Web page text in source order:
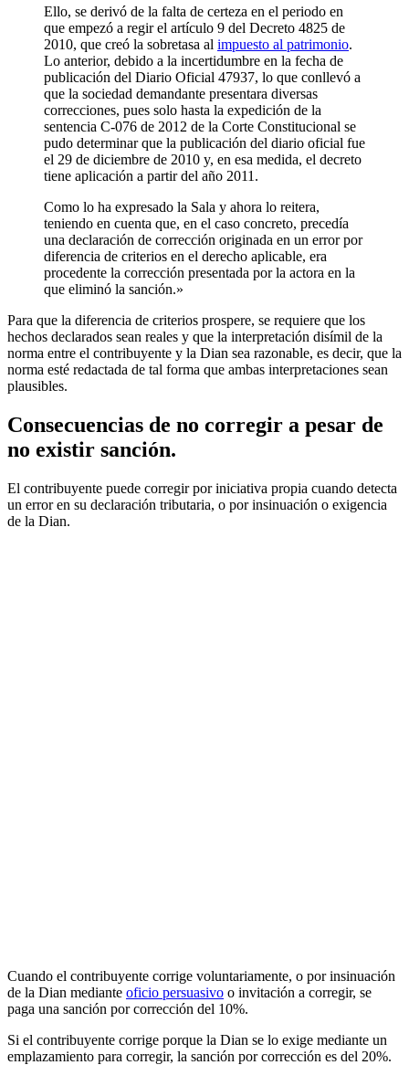
Ello, se derivó de la falta de certeza en el periodo en
que empezó a regir el artículo 9 del Decreto 4825 de
2010, que creó la sobretasa al impuesto al patrimonio.
Lo anterior, debido a la incertidumbre en la fecha de
publicación del Diario Oficial 47937, lo que conllevó a
que la sociedad demandante presentara diversas
correcciones, pues solo hasta la expedición de la
sentencia C-076 de 2012 de la Corte Constitucional se
pudo determinar que la publicación del diario oficial fue
el 29 de diciembre de 2010 y, en esa medida, el decreto
tiene aplicación a partir del año 2011.
Como lo ha expresado la Sala y ahora lo reitera,
teniendo en cuenta que, en el caso concreto, precedía
una declaración de corrección originada en un error por
diferencia de criterios en el derecho aplicable, era
procedente la corrección presentada por la actora en la
que eliminó la sanción.»
Para que la diferencia de criterios prospere, se requiere que los
hechos declarados sean reales y que la interpretación disímil de la
norma entre el contribuyente y la Dian sea razonable, es decir, que la
norma esté redactada de tal forma que ambas interpretaciones sean
plausibles.
Consecuencias de no corregir a pesar de
no existir sanción.
El contribuyente puede corregir por iniciativa propia cuando detecta
un error en su declaración tributaria, o por insinuación o exigencia
de la Dian.
Cuando el contribuyente corrige voluntariamente, o por insinuación
de la Dian mediante oficio persuasivo o invitación a corregir, se
paga una sanción por corrección del 10%.
Si el contribuyente corrige porque la Dian se lo exige mediante un
emplazamiento para corregir, la sanción por corrección es del 20%.